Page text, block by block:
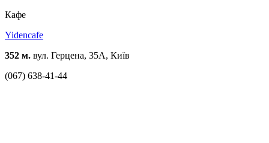
Кафе
Yidencafe
352 м. вул. Герцена, 35А, Київ
(067) 638-41-44